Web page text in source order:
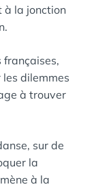
à la jonction
françaises,
dilemmes
à trouver
sur de
la
à la